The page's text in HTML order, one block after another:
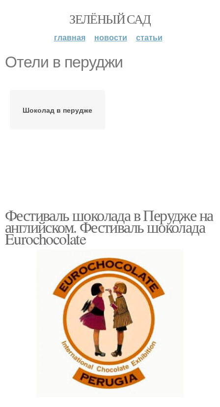
ЗЕЛЁНЫЙ САД
главная новости статьи
Отели в перуджи
Шоколад в перудже
Фестиваль шоколада в Перудже на
английском. Фестиваль шоколада
Eurochocolate